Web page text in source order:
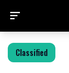
Classified